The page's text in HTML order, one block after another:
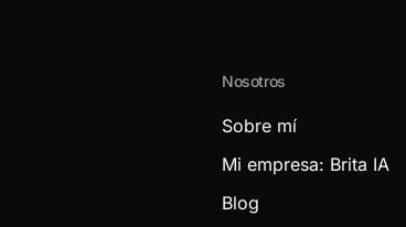
Nosotros
Sobre mí
Mi empresa: Brita IA
Blog